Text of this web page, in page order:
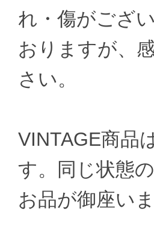
れ・傷がござ
おりますが、
さい。
VINTAGE商品
す。同じ状態
お品が御座い